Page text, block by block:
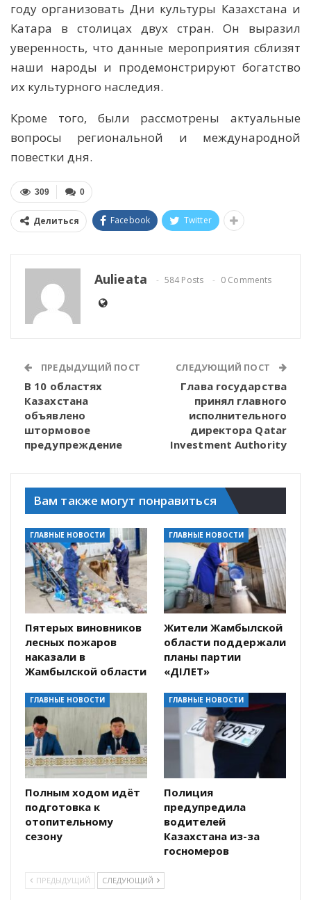
году организовать Дни культуры Казахстана и
Катара в столицах двух стран. Он выразил
уверенность, что данные мероприятия сблизят
наши народы и продемонстрируют богатство
их культурного наследия.
Кроме того, были рассмотрены актуальные
вопросы региональной и международной
повестки дня.
0
309
Делиться Facebook Twitter
Aulieata 584 Posts 0 Comments
ПРЕДЫДУЩИЙ ПОСТ
В 10 областях
Казахстана
объявлено
штормовое
предупреждение
СЛЕДУЮЩИЙ ПОСТ
Глава государства
принял главного
исполнительного
директора Qatar
Investment Authority
Вам также могут понравиться
ГЛАВНЫЕ НОВОСТИ
Пятерых виновников
лесных пожаров
наказали в
Жамбылской области
ГЛАВНЫЕ НОВОСТИ
Жители Жамбылской
области поддержали
планы партии
«ӘДІЛЕТ»
ГЛАВНЫЕ НОВОСТИ
Полным ходом идёт
подготовка к
отопительному
сезону
ГЛАВНЫЕ НОВОСТИ
Полиция
предупредила
водителей
Казахстана из-за
госномеров
ПРЕДЫДУЩИЙ СЛЕДУЮЩИЙ